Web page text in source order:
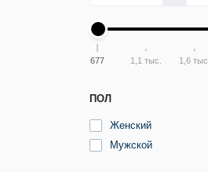
677 1,1 тыс. 1,6 тыс.
ПОЛ
Женский
Мужской